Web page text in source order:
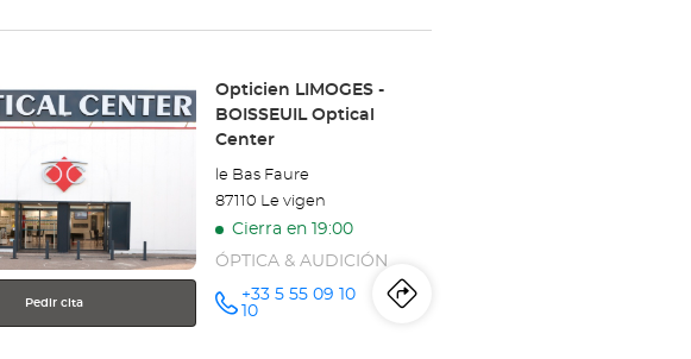
Optical
Pedir cita
Tienda:
Opticien LIMOGES -
BOISSEUIL Optical
Center
le Bas Faure
87110 Le vigen
Cierra en 19:00
ÓPTICA & AUDICIÓN
número
+33 5 55 09 10
10
Itinerario
a